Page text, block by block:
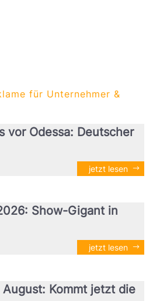
für Unternehmer &
vor Odessa: Deutscher
jetzt lesen
Show-Gigant in
jetzt lesen
Kommt jetzt die